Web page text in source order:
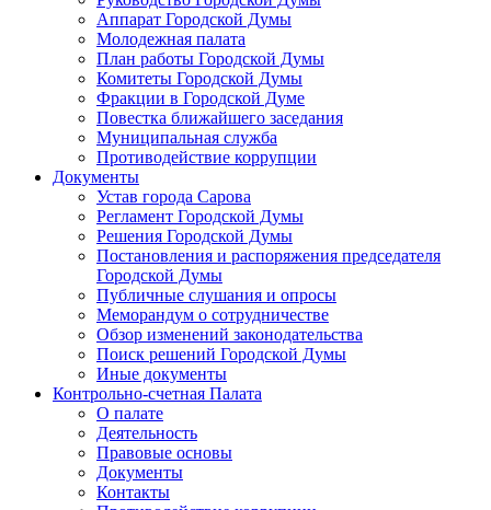
Аппарат Городской Думы
Молодежная палата
План работы Городской Думы
Комитеты Городской Думы
Фракции в Городской Думе
Повестка ближайшего заседания
Муниципальная служба
Противодействие коррупции
Документы
Устав города Сарова
Регламент Городской Думы
Решения Городской Думы
Постановления и распоряжения председателя
Городской Думы
Публичные слушания и опросы
Меморандум о сотрудничестве
Обзор изменений законодательства
Поиск решений Городской Думы
Иные документы
Контрольно-счетная Палата
О палате
Деятельность
Правовые основы
Документы
Контакты